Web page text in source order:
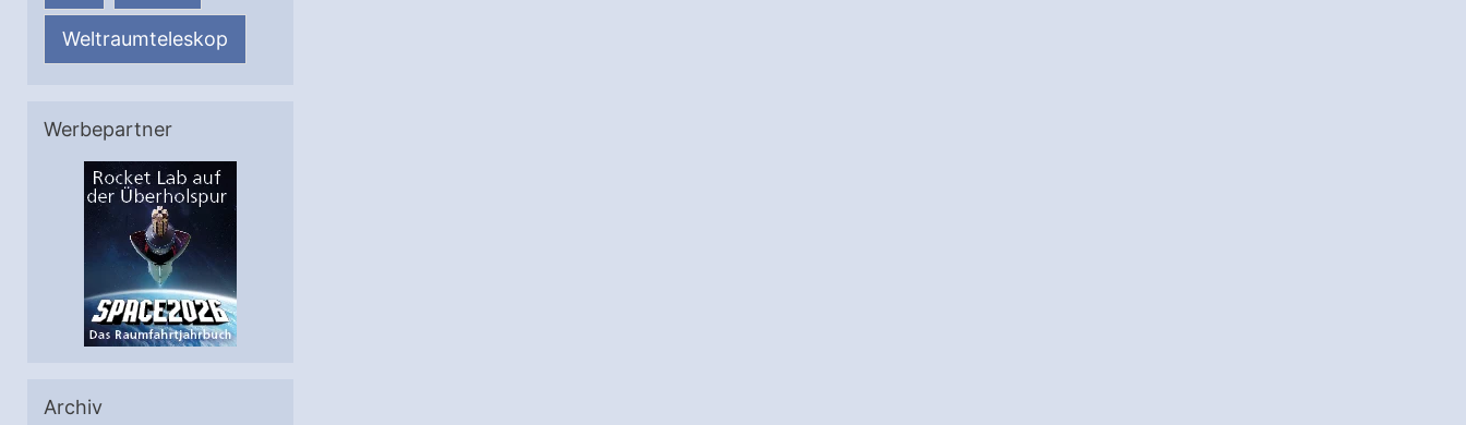
Weltraumteleskop
Werbepartner
Archiv